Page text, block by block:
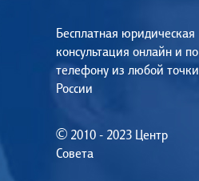
Бесплатная юридическая
консультация онлайн и по
телефону из любой точки
России
© 2010 - 2023 Центр
Совета